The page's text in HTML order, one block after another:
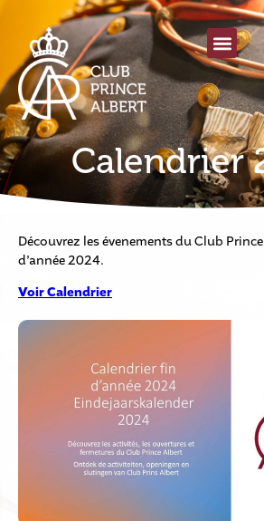
Calendrier
Découvrez les évenements du Club
d’année 2024.
Voir Calendrier